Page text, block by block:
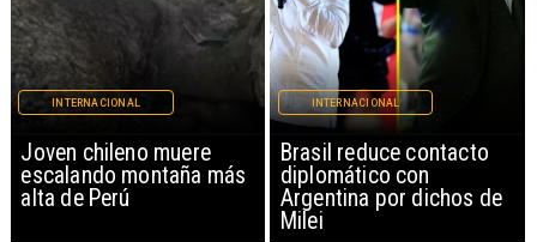
Brasil reduce contacto
diplomático con
Argentina por dichos de
INTERNACIONAL
China restringe
exportación de drones a
EEUU y sanciona
empresas
INTERNACIONAL